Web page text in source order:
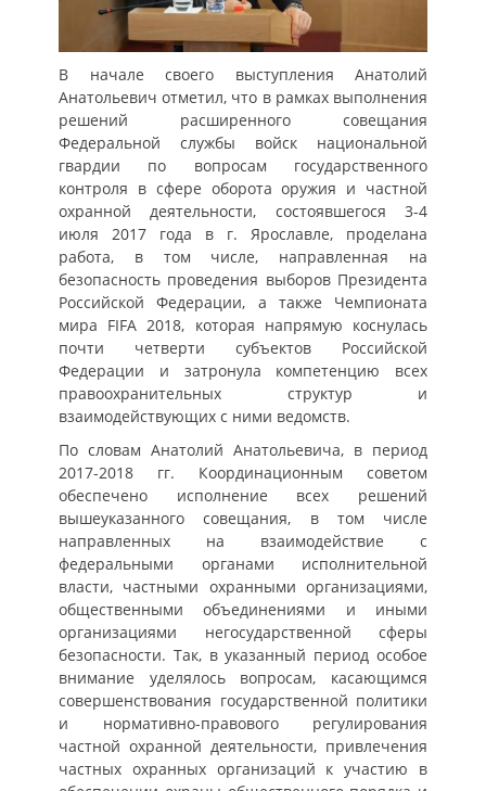
В начале своего выступления Анатолий
Анатольевич отметил, что в рамках выполнения
решений расширенного совещания
Федеральной службы войск национальной
гвардии по вопросам государственного
контроля в сфере оборота оружия и частной
охранной деятельности, состоявшегося 3-4
июля 2017 года в г. Ярославле, проделана
работа, в том числе, направленная на
безопасность проведения выборов Президента
Российской Федерации, а также Чемпионата
мира FIFA 2018, которая напрямую коснулась
почти четверти субъектов Российской
Федерации и затронула компетенцию всех
правоохранительных структур и
взаимодействующих с ними ведомств.
По словам Анатолий Анатольевича, в период
2017-2018 гг. Координационным советом
обеспечено исполнение всех решений
вышеуказанного совещания, в том числе
направленных на взаимодействие с
федеральными органами исполнительной
власти, частными охранными организациями,
общественными объединениями и иными
организациями негосударственной сферы
безопасности. Так, в указанный период особое
внимание уделялось вопросам, касающимся
совершенствования государственной политики
и нормативно-правового регулирования
частной охранной деятельности, привлечения
частных охранных организаций к участию в